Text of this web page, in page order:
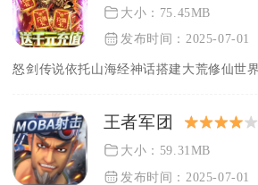
大小：75.45MB
发布时间：2025-07-01
王者军团
大小：59.31MB
发布时间：2025-07-01